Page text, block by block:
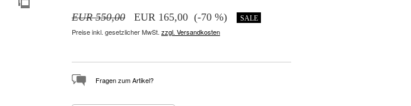
EUR 550,00 EUR 165,00 (-70 %) SALE
Preise inkl. gesetzlicher MwSt. zzgl. Versandkosten
Fragen zum Artikel?